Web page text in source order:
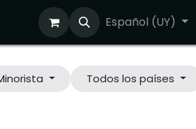
Tienda Blog Empleos
Español (UY)
Todos los países